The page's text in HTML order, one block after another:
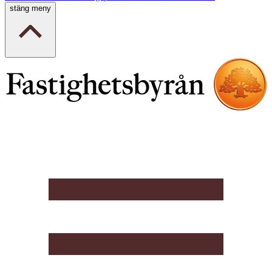
stäng meny